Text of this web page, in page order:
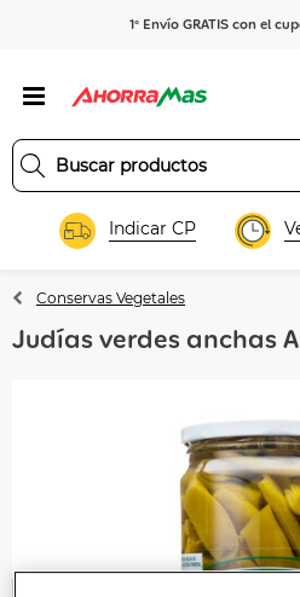
1º Envío GRATIS con el
Indicar CP
Conservas Vegetales
Judías verdes anchas